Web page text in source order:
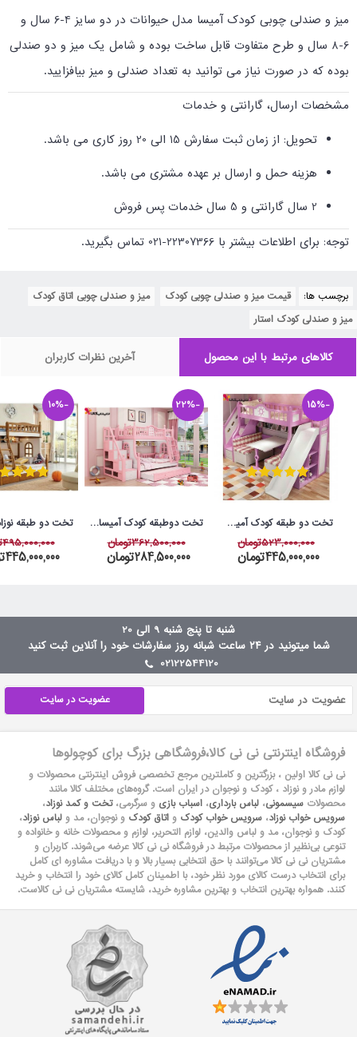
میز و صندلی چوبی کودک آمیسا مدل حیوانات در دو سایز 4-6 سال و
6-8 سال و طرح متفاوت قابل ساخت بوده و شامل یک میز و دو صندلی
بوده که در صورت نیاز می توانید به تعداد صندلی و میز بیافزایید.
مشخصات ارسال، گارانتی و خدمات
تحویل: از زمان ثبت سفارش 15 الی 20 روز کاری می باشد.
هزینه حمل و ارسال بر عهده مشتری می باشد.
2 سال گارانتی و 5 سال خدمات پس فروش
توجه: برای اطلاعات بیشتر با 22307366-021 تماس بگیرید.
برچسب ها: قیمت میز و صندلی چوبی کودک میز و صندلی چوبی اتاق کودک
میز و صندلی کودک استار
کالاهای مرتبط با این محصول آخرین نظرات کاربران
-15%
تخت دو طبقه کودک آمیسا مدل پرنیان
523,000,000تومان
445,000,000تومان
-22%
تخت دوطبقه کودک آمیسا مدل ملورین
362,500,000تومان
284,500,000تومان
-10%
495,000,000تومان
445,000,000تومان
شنبه تا پنج شنبه 9 الی 20
شما میتونید در ۲۴ ساعت شبانه روز سفارشات خود را آنلاین ثبت کنید
02122544120
عضویت در سایت
فروشگاه اینترنتی نی نی کالا،فروشگاهی بزرگ برای کوچولوها
نی نی کالا اولین ، بزرگترین و کاملترین مرجع تخصصی فروش اینترنتی محصولات و
لوازم مادر و نوزاد ، کودک و نوجوان در ایران است. گروه‏‏‌های مختلف کالا مانند
محصولات سیسمونی، لباس بارداری، اسباب بازی و سرگرمی،تخت و کمد نوزاد،
سرویس خواب نوزاد، سرویس خواب کودک و اتاق کودک و نوجوان، مد و لباس نوزاد،
کودک و نوجوان، مد و لباس والدین، لوازم التحریر، لوازم و محصولات خانه و خانواده و
تنوعی بی‌نظیر از محصولات مرتبط در فروشگاه نی نی کالا عرضه می‏‏‏‌شوند. کاربران و
مشتریان نی نی‌ کالا می‏‏‌توانند با حق انتخابی بسیار بالا و با دریافت مشاوره ای کامل
برای انتخاب درست کالای مورد نظر خود، با اطمینان کامل کالای خود را انتخاب و خرید
کنند. همواره بهترین انتخاب و بهترین مشاوره خرید، شایسته مشتریان نی نی کالاست.